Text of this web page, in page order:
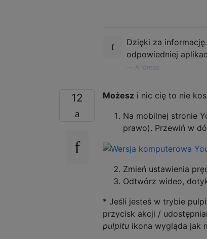
Dzięki za
odpowiedniej
Andreas
12 Możesz i nic cię to nie
Na mobilnej stronie
prawo). Przewiń w
Zmień ustawienia
Odtwórz wideo,
* Jeśli jesteś w trybie
przycisk akcji /
pulpitu ikona wygląda jak